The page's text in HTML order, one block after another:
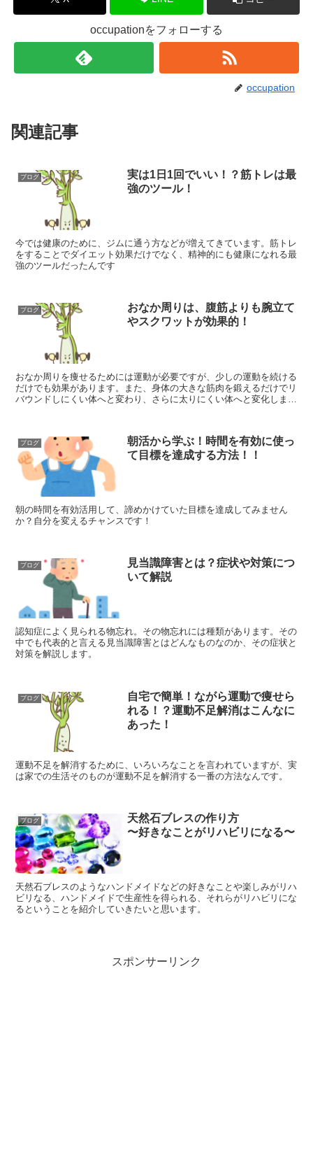
occupationをフォローする
occupation
関連記事
ブログ
実は1日1回でいい！？筋トレは最
強のツール！
今では健康のために、ジムに通う方などが増えてきています。筋トレ
をすることでダイエット効果だけでなく、精神的にも健康になれる最
強のツールだったんです
ブログ
おなか周りは、腹筋よりも腕立て
やスクワットが効果的！
おなか周りを痩せるためには運動が必要ですが、少しの運動を続ける
だけでも効果があります。また、身体の大きな筋肉を鍛えるだけでリ
バウンドしにくい体へと変わり、さらに太りにくい体へと変化しま
ブログ
朝活から学ぶ！時間を有効に使っ
て目標を達成する方法！！
朝の時間を有効活用して、諦めかけていた目標を達成してみません
か？自分を変えるチャンスです！
ブログ
見当識障害とは？症状や対策につ
いて解説
認知症によく見られる物忘れ。その物忘れには種類があります。その
中でも代表的と言える見当識障害とはどんなものなのか、その症状と
対策を解説します。
ブログ
自宅で簡単！ながら運動で痩せら
れる！？運動不足解消はこんなに
あった！
運動不足を解消するために、いろいろなことを言われていますが、実
は家での生活そのものが運動不足を解消する一番の方法なんです。
ブログ
天然石ブレスの作り方
〜好きなことがリハビリになる〜
天然石ブレスのようなハンドメイドなどの好きなことや楽しみがリハ
ビリなる、ハンドメイドで生産性を得られる、それらがリハビリにな
るということを紹介していきたいと思います。
スポンサーリンク